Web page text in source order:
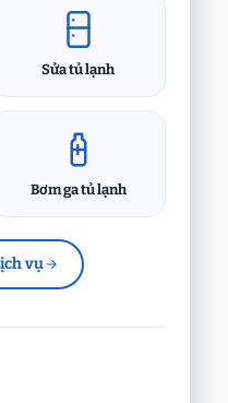
Sửa tủ lạnh
Bơm ga tủ lạnh
vụ